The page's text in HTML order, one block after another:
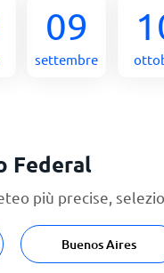
09
settembre
Federal
più precise,
Buenos Aires